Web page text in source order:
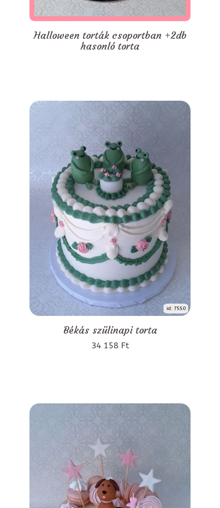
Halloween torták csoportban +2db
hasonló torta
id: 7550
Békás szülinapi torta
34 158 Ft